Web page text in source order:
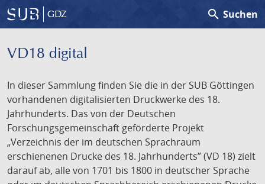
GDZ search Suchen
VD18 digital
In dieser Sammlung finden Sie die in der SUB Göttingen
vorhandenen digitalisierten Druckwerke des 18.
Jahrhunderts. Das von der Deutschen
Forschungsgemeinschaft geförderte Projekt
„Verzeichnis der im deutschen Sprachraum
erschienenen Drucke des 18. Jahrhunderts” (VD 18) zielt
darauf ab, alle von 1701 bis 1800 in deutscher Sprache